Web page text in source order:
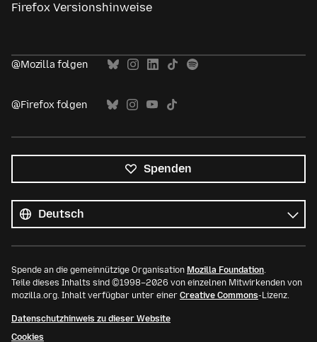
Firefox Versionshinweise
@Mozilla folgen
@Firefox folgen
Spenden
Sprachen
Sprache
Spende an die gemeinnützige Organisation Mozilla Foundation.
Teile dieses Inhalts sind ©1998–2026 von einzelnen Mitwirkenden von
mozilla.org. Inhalt verfügbar unter einer Creative Commons-Lizenz.
Datenschutzhinweis zu dieser Website
Cookies